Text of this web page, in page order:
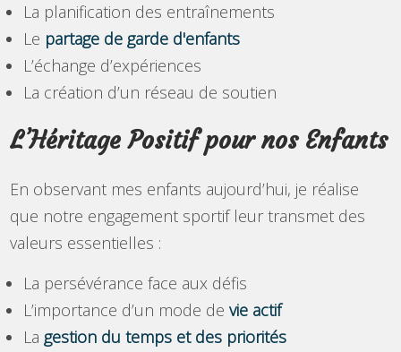
La planification des entraînements
Le partage de garde d'enfants
L’échange d’expériences
La création d’un réseau de soutien
L’Héritage Positif pour nos Enfants
En observant mes enfants aujourd’hui, je réalise
que notre engagement sportif leur transmet des
valeurs essentielles :
La persévérance face aux défis
L’importance d’un mode devie actif
Lagestion du temps et des priorités